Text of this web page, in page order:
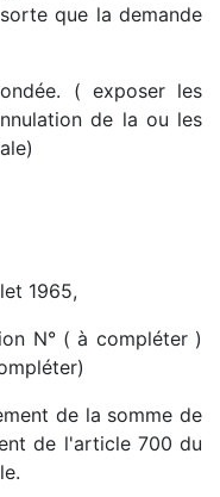
que la demande
( exposer les
de la ou les
1965,
N° ( à compléter )
de la somme de
de l'article 700 du